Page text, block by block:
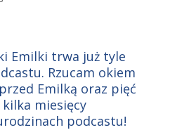
Emilki trwa już tyle
Rzucam okiem
Emilką oraz pięć
miesięcy
podcastu!